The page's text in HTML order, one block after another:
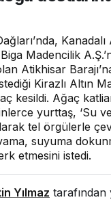
Madencilik
Atikhisar
Kirazlı Altın
kesildi. Ağaç
yurttaş, ‘Su
tel örgülerle
suyuma
etmesini istedi.
Yılmaz tarafından